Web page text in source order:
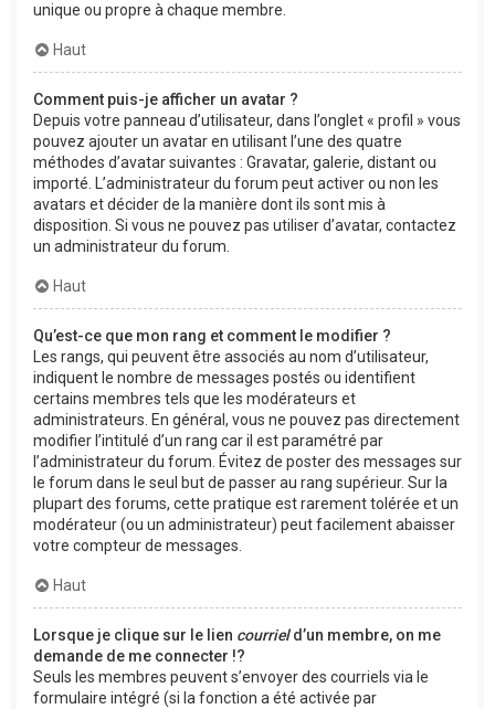
unique ou propre à chaque membre.
Haut
Comment puis-je afficher un avatar ?
Depuis votre panneau d’utilisateur, dans l’onglet « profil » vous
pouvez ajouter un avatar en utilisant l’une des quatre
méthodes d’avatar suivantes : Gravatar, galerie, distant ou
importé. L’administrateur du forum peut activer ou non les
avatars et décider de la manière dont ils sont mis à
disposition. Si vous ne pouvez pas utiliser d’avatar, contactez
un administrateur du forum.
Haut
Qu’est-ce que mon rang et comment le modifier ?
Les rangs, qui peuvent être associés au nom d’utilisateur,
indiquent le nombre de messages postés ou identifient
certains membres tels que les modérateurs et
administrateurs. En général, vous ne pouvez pas directement
modifier l’intitulé d’un rang car il est paramétré par
l’administrateur du forum. Évitez de poster des messages sur
le forum dans le seul but de passer au rang supérieur. Sur la
plupart des forums, cette pratique est rarement tolérée et un
modérateur (ou un administrateur) peut facilement abaisser
votre compteur de messages.
Haut
Lorsque je clique sur le lien courrield’un membre, on me
demande de me connecter !?
Seuls les membres peuvent s’envoyer des courriels via le
formulaire intégré (si la fonction a été activée par